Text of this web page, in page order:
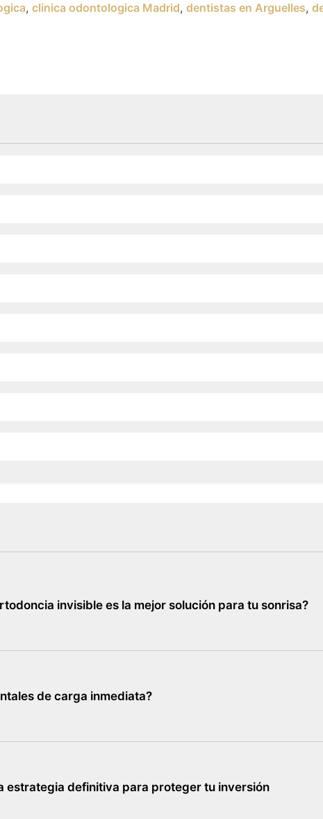
, clinica odontologica Madrid, dentistas en Arguelles,
invisible es la mejor solución para tu sonrisa?
de carga inmediata?
estrategia definitiva para proteger tu inversión